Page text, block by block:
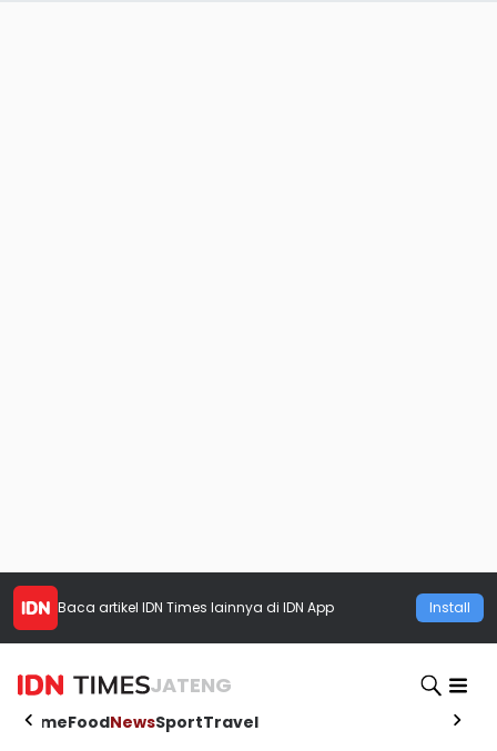
Baca artikel IDN Times lainnya di IDN App Install
JATENG
HomeFoodNewsSportTravel